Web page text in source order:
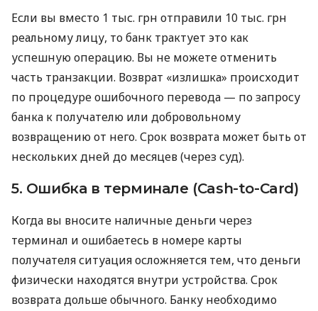
Если вы вместо 1 тыс. грн отправили 10 тыс. грн
реальному лицу, то банк трактует это как
успешную операцию. Вы не можете отменить
часть транзакции. Возврат «излишка» происходит
по процедуре ошибочного перевода — по запросу
банка к получателю или добровольному
возвращению от него. Срок возврата может быть от
нескольких дней до месяцев (через суд).
5. Ошибка в терминале (Cash-to-Card)
Когда вы вносите наличные деньги через
терминал и ошибаетесь в номере карты
получателя ситуация осложняется тем, что деньги
физически находятся внутри устройства. Срок
возврата дольше обычного. Банку необходимо